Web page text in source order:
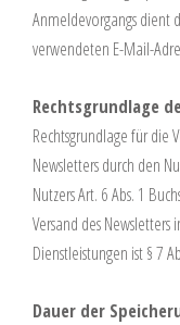
Anmeldevorgangs dient
verwendeten E-Mail-
Rechtsgrundlage
Rechtsgrundlage für die
Newsletters durch den
Nutzers Art. 6 Abs. 1
Versand des
Dienstleistungen ist § 7
Dauer der